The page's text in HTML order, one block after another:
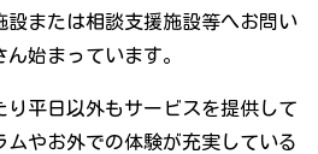
設または相談支援施設等へお問い
始まっています。
り平日以外もサービスを提供して
ムやお外での体験が充実している